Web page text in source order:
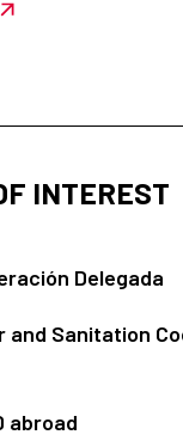
INTEREST
Delegada
and Sanitation
abroad